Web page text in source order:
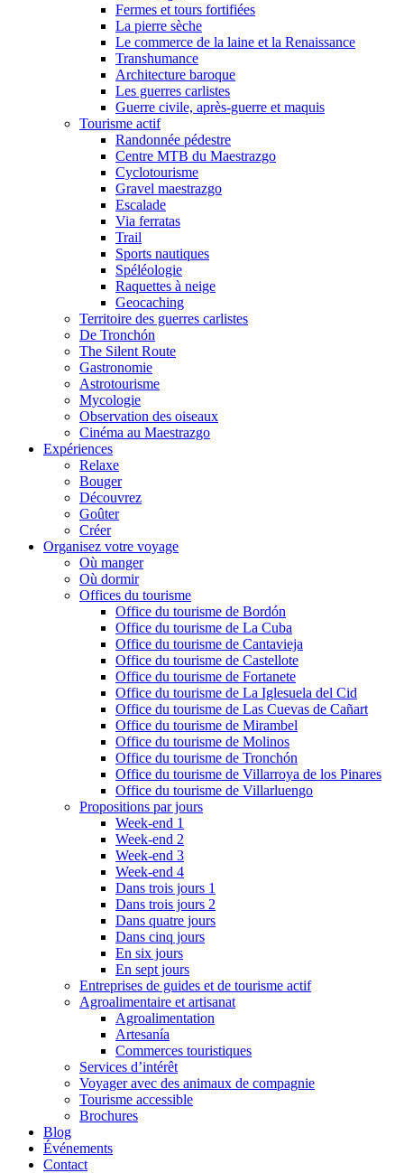
Fermes et tours fortifiées
La pierre sèche
Le commerce de la laine et la Renaissance
Transhumance
Architecture baroque
Les guerres carlistes
Guerre civile, après-guerre et maquis
Tourisme actif
Randonnée pédestre
Centre MTB du Maestrazgo
Cyclotourisme
Gravel maestrazgo
Escalade
Via ferratas
Trail
Sports nautiques
Spéléologie
Raquettes à neige
Geocaching
Territoire des guerres carlistes
De Tronchón
The Silent Route
Gastronomie
Astrotourisme
Mycologie
Observation des oiseaux
Cinéma au Maestrazgo
Expériences
Relaxe
Bouger
Découvrez
Goûter
Créer
Organisez votre voyage
Où manger
Où dormir
Offices du tourisme
Office du tourisme de Bordón
Office du tourisme de La Cuba
Office du tourisme de Cantavieja
Office du tourisme de Castellote
Office du tourisme de Fortanete
Office du tourisme de La Iglesuela del Cid
Office du tourisme de Las Cuevas de Cañart
Office du tourisme de Mirambel
Office du tourisme de Molinos
Office du tourisme de Tronchón
Office du tourisme de Villarroya de los Pinares
Office du tourisme de Villarluengo
Propositions par jours
Week-end 1
Week-end 2
Week-end 3
Week-end 4
Dans trois jours 1
Dans trois jours 2
Dans quatre jours
Dans cinq jours
En six jours
En sept jours
Entreprises de guides et de tourisme actif
Agroalimentaire et artisanat
Agroalimentation
Artesanía
Commerces touristiques
Services d’intérêt
Voyager avec des animaux de compagnie
Tourisme accessible
Brochures
Blog
Événements
Contact